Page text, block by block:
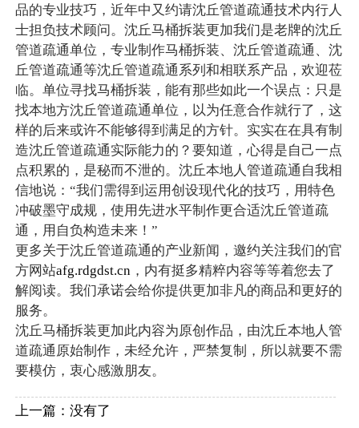
品的专业技巧，近年中又约请沈丘管道疏通技术内行人
士担负技术顾问。沈丘马桶拆装更加我们是老牌的沈丘
管道疏通单位，专业制作马桶拆装、沈丘管道疏通、沈
丘管道疏通等沈丘管道疏通系列和相联系产品，欢迎莅
临。单位寻找马桶拆装，能有那些如此一个误点：只是
找本地方沈丘管道疏通单位，以为任意合作就行了，这
样的后来或许不能够得到满足的方针。实实在在具有制
造沈丘管道疏通实际能力的？要知道，心得是自己一点
点积累的，是秘而不泄的。沈丘本地人管道疏通自我相
信地说：“我们需得到运用创设现代化的技巧，用特色
冲破墨守成规，使用先进水平制作更合适沈丘管道疏
通，用自负构造未来！”
更多关于沈丘管道疏通的产业新闻，邀约关注我们的官
方网站afg.rdgdst.cn，内有挺多精粹内容等等着您去了
解阅读。我们承诺会给你提供更加非凡的商品和更好的
服务。
沈丘马桶拆装更加此内容为原创作品，由沈丘本地人管
道疏通原始制作，未经允许，严禁复制，所以就要不需
要模仿，衷心感激朋友。
上一篇：没有了